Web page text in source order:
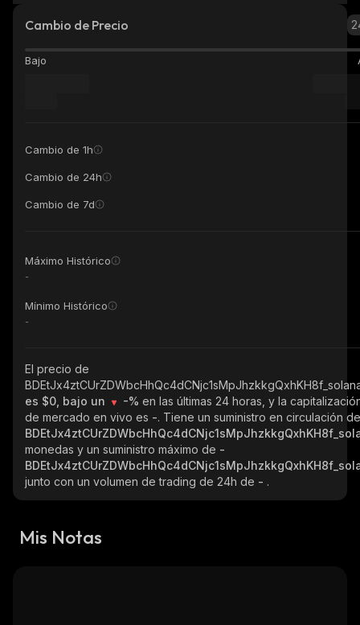
Cambio de Precio
Bajo
Cambio de 1h
Cambio de 24h
Cambio de 7d
Máximo Histórico
-
Mínimo Histórico
-
El precio de
es $0, bajo un
-% en las últimas 24 horas, y la
de mercado en vivo es -. Tiene un suministro en circulación
monedas y un suministro máximo de -
junto con un volumen de trading de 24h de - .
Mis Notas